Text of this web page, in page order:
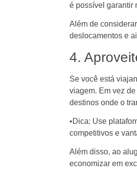
é possível garantir
Além de
deslocamentos e
4.
Se você está
viagem. Em vez
destinos onde o
•Dica: Use
competitivos e
Além disso, ao
economizar em